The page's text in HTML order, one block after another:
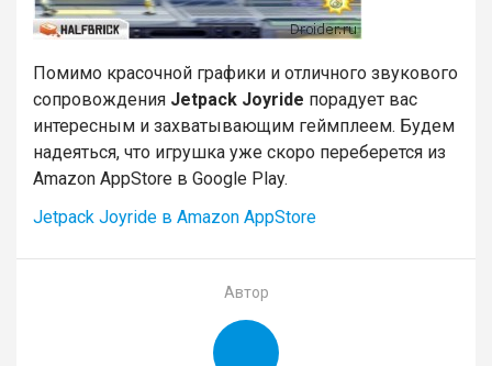
Помимо красочной графики и отличного звукового
сопровождения Jetpack Joyride порадует вас
интересным и захватывающим геймплеем. Будем
надеяться, что игрушка уже скоро переберется из
Amazon AppStore в Google Play.
Jetpack Joyride в Amazon AppStore
Автор